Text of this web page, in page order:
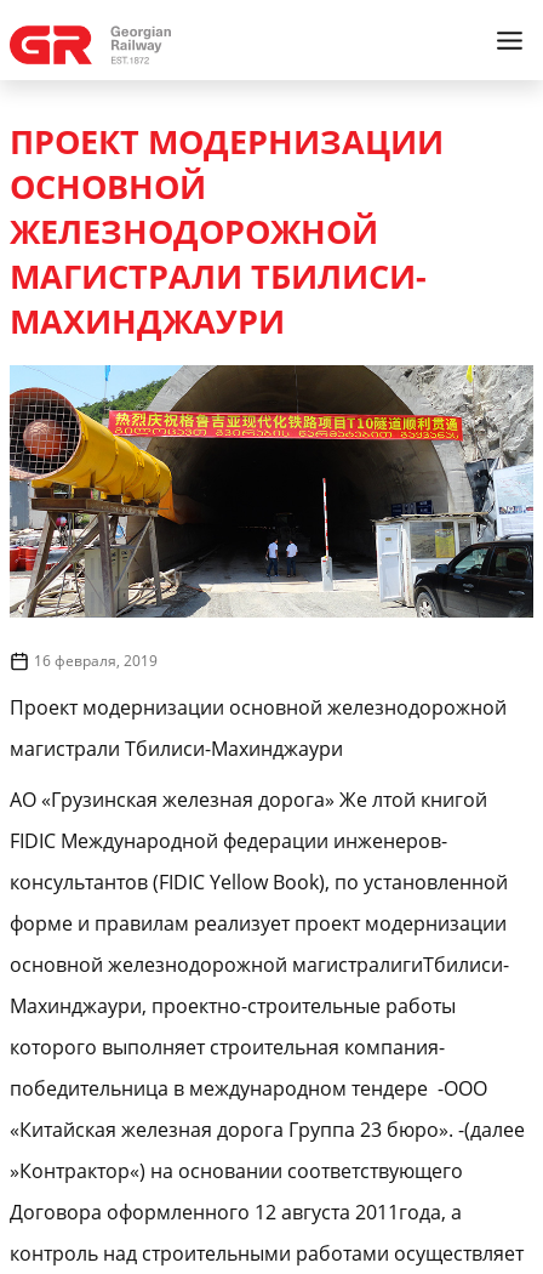
ПРОЕКТ МОДЕРНИЗАЦИИ
ОСНОВНОЙ
ЖЕЛЕЗНОДОРОЖНОЙ
МАГИСТРАЛИ ТБИЛИСИ-
МАХИНДЖАУРИ
16 февраля, 2019
Проект модернизации основной железнодорожной
магистрали Тбилиси-Махинджаури
АО «Грузинская железная дорога» Же лтой книгой
FIDIC Международной федерации инженеров-
консультантов (FIDIC Yellow Book), по установленной
форме и правилам реализует проект модернизации
основной железнодорожной магистралигиТбилиси-
Махинджаури, проектно-строительные работы
которого выполняет строительная компания-
победительница в международном тендере -ООО
«Китайская железная дорога Группа 23 бюро». -(далее
»Контрактор«) на основании соответствующего
Договора оформленного 12 августа 2011года, а
контроль над строительными работами осуществляет